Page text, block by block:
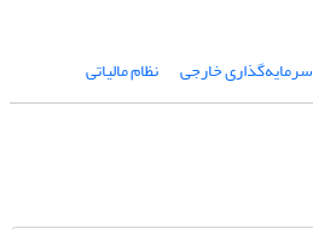
سرمایه‌گذاری خارجی نظام مالیاتی